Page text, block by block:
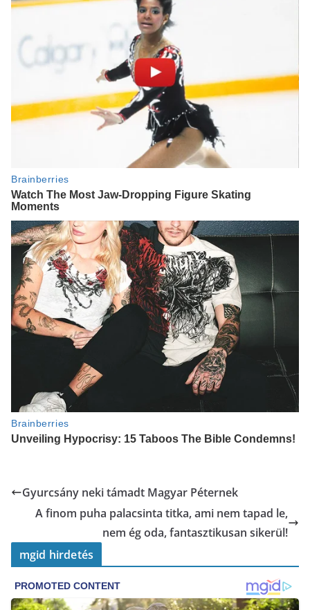
Gyurcsány neki támadt Magyar Péternek
A finom puha palacsinta titka, ami nem tapad le,
nem ég oda, fantasztikusan sikerül!
mgid hirdetés